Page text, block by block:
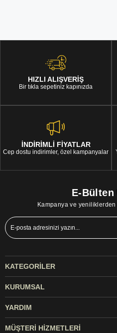
HIZLI ALIŞVERİŞ
Bir tıkla sepetiniz kapınızda
İNDİRİMLİ FİYATLAR
Cep dostu indirimler, özel kampanyalar
E-
Kampanya ve
KATEGORILER
KURUMSAL
YARDIM
MÜŞTERI HIZMETLERI